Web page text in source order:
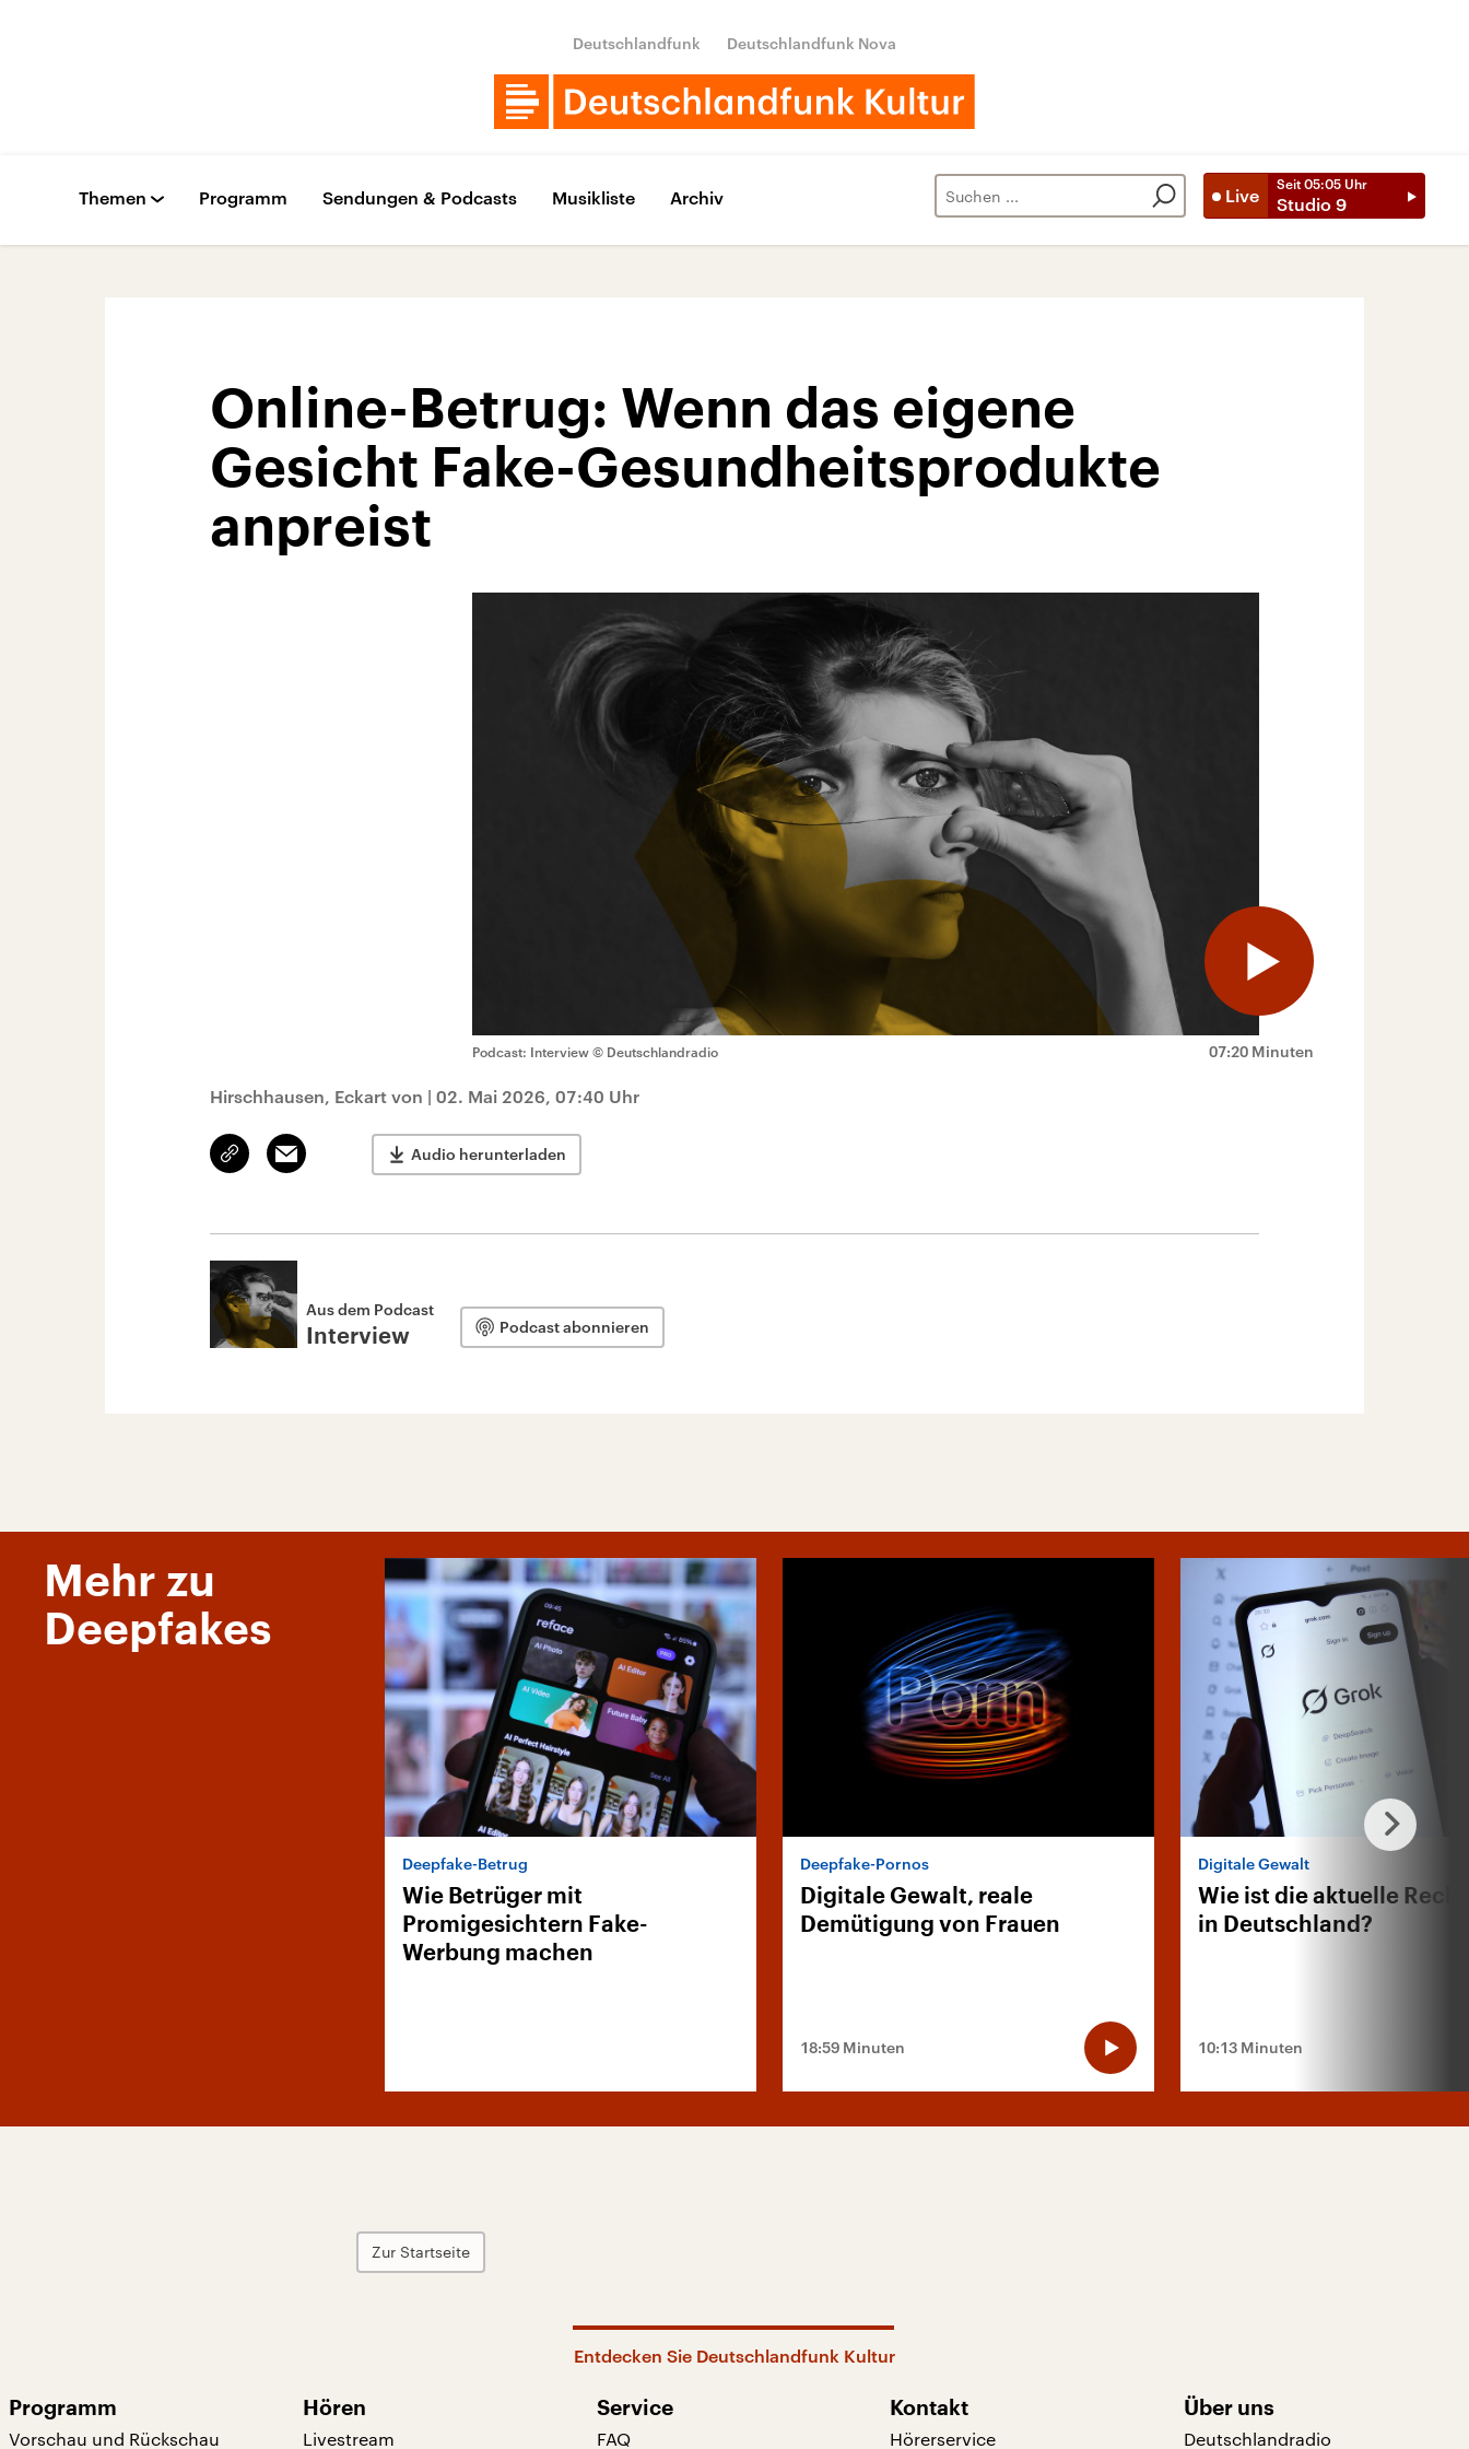
Deutschlandfunk Deutschlandfunk Nova
Live
Seit 05:05 Uhr
Studio 9
Themen Programm Sendungen & Podcasts Musikliste Archiv
Online-Betrug: Wenn das eigene
Gesicht Fake-Gesundheitsprodukte
anpreist
07:20 Minuten
Podcast: Interview © Deutschlandradio
Hirschhausen, Eckart von | 02. Mai 2026, 07:40 Uhr
Link
kopieren/teilen
Email Audio herunterladen
Aus dem Podcast
Interview Podcast abonnieren
Mehr zu
Deepfakes
Deepfake-Betrug
Wie Betrüger mit
Promigesichtern Fake-
Werbung machen
Deepfake-Pornos
Digitale Gewalt, reale
Demütigung von Frauen
18:59 Minuten
Digitale Gewalt
Wie ist die aktuelle
in Deutschland?
10:13 Minuten
Zur Startseite
Entdecken Sie Deutschlandfunk Kultur
Programm
Vorschau und Rückschau
Hören
Livestream
Service
FAQ
Kontakt
Hörerservice
Über uns
Deutschlandradio